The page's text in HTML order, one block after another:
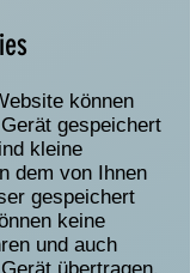
können
gespeichert
kleine
dem von Ihnen
gespeichert
keine
und auch